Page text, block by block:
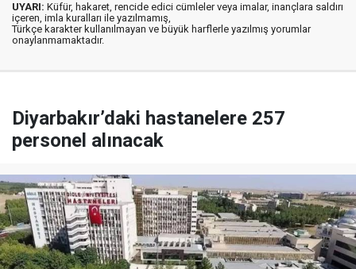
UYARI: Küfür, hakaret, rencide edici cümleler veya imalar, inançlara saldırı
içeren, imla kuralları ile yazılmamış,
Türkçe karakter kullanılmayan ve büyük harflerle yazılmış yorumlar
onaylanmamaktadır.
Diyarbakır’daki hastanelere 257
personel alınacak